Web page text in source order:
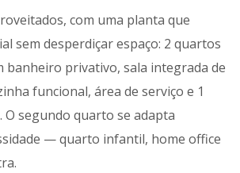
com uma planta que
sem desperdiçar espaço: 2 quartos
banheiro privativo, sala integrada de
funcional, área de serviço e 1
O segundo quarto se adapta
— quarto infantil, home office